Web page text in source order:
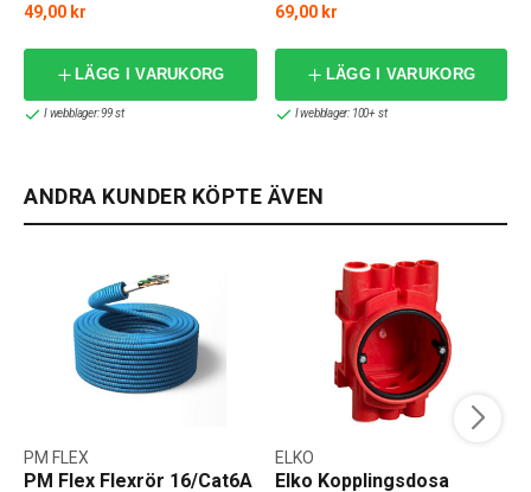
49,00 kr
LÄGG I VARUKORG
I webblager: 99 st
69,00 kr
LÄGG I VARUKORG
I webblager: 100+ st
ANDRA KUNDER KÖPTE ÄVEN
PM Flex Flexrör 16/Cat6A
PM FLEX
Elko Kopplingsdosa
ELKO